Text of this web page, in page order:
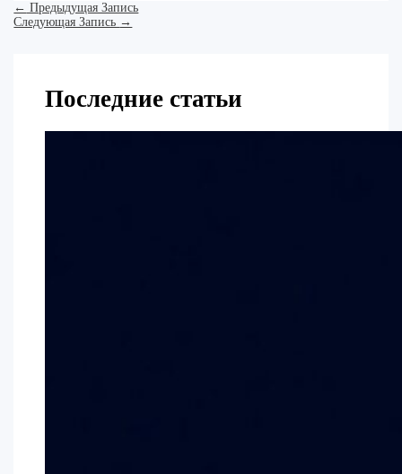
← Предыдущая Запись
Следующая Запись →
Последние статьи